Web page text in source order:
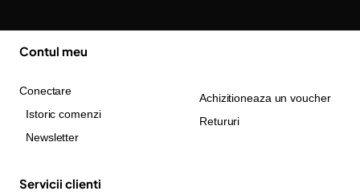
Contul meu
Conectare
Istoric comenzi
Newsletter
Achizitioneaza un voucher
Retururi
Servicii clienti